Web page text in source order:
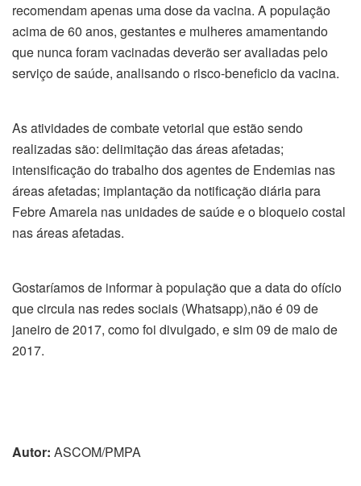
recomendam apenas uma dose da vacina. A população
acima de 60 anos, gestantes e mulheres amamentando
que nunca foram vacinadas deverão ser avaliadas pelo
serviço de saúde, analisando o risco-beneficio da vacina.
As atividades de combate vetorial que estão sendo
realizadas são: delimitação das áreas afetadas;
intensificação do trabalho dos agentes de Endemias nas
áreas afetadas; implantação da notificação diária para
Febre Amarela nas unidades de saúde e o bloqueio costal
nas áreas afetadas.
Gostaríamos de informar à população que a data do ofício
que circula nas redes sociais (Whatsapp),não é 09 de
janeiro de 2017, como foi divulgado, e sim 09 de maio de
2017.
Autor: ASCOM/PMPA